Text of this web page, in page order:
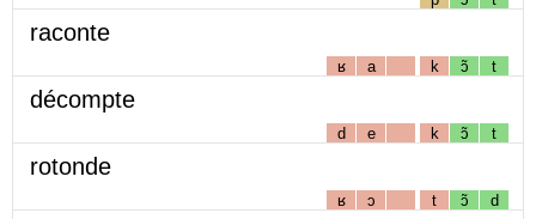
raconte
ʁ a k ɔ̃ t
décompte
d e k ɔ̃ t
rotonde
ʁ ɔ t ɔ̃ d